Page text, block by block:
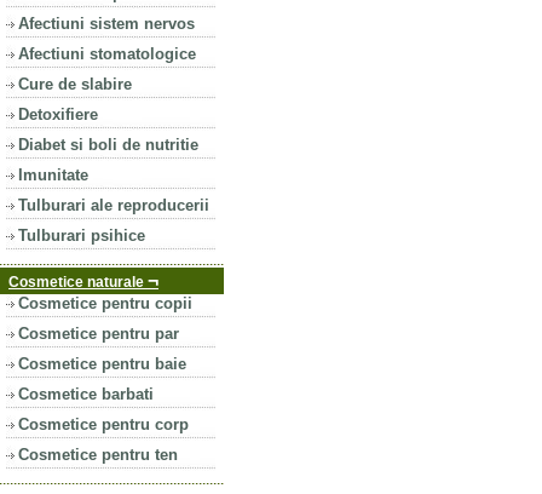
Afectiuni sistem nervos
Afectiuni stomatologice
Cure de slabire
Detoxifiere
Diabet si boli de nutritie
Imunitate
Tulburari ale reproducerii
Tulburari psihice
Cosmetice naturale ¬
Cosmetice pentru copii
Cosmetice pentru par
Cosmetice pentru baie
Cosmetice barbati
Cosmetice pentru corp
Cosmetice pentru ten